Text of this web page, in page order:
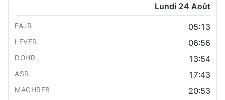
Lundi 24 Août
05:13
06:56
13:54
17:43
20:53